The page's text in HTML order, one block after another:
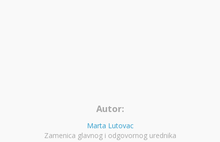
Autor:
Marta Lutovac
Zamenica glavnog i odgovornog urednika